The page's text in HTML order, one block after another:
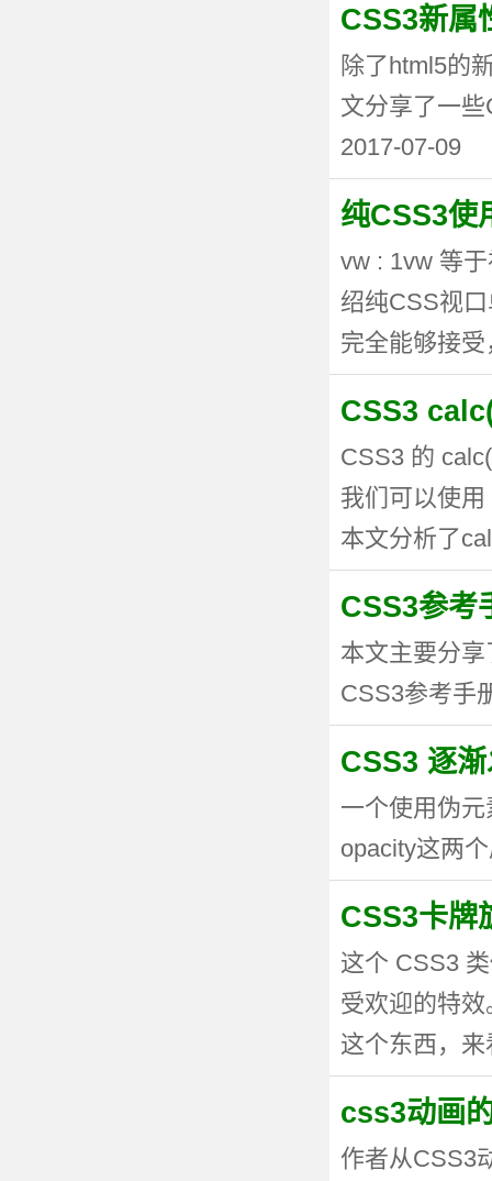
CSS3新属
除了html5的
文分享了一
2017-07-09
纯CSS3使
vw : 1vw 等
绍纯CSS视
完全能够接
CSS3
CSS3 的
我们可以使
本文分析了
CSS3参考
本文主要分
CSS3参考手
CSS3 逐
一个使用伪
opacity这两
CSS3卡牌
这个 CSS3
受欢迎的特
这个东西，
css3动画
作者从CSS3